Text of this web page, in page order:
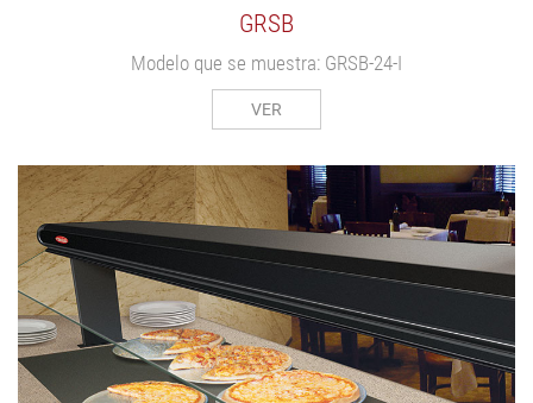
GRSB
Modelo que se muestra: GRSB-24-I
VER